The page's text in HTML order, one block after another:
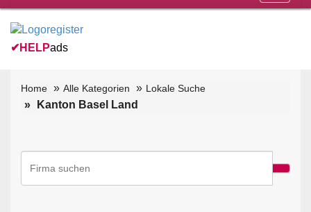
✔ HELPads
Home Alle Kategorien Lokale Suche
Kanton Basel Land